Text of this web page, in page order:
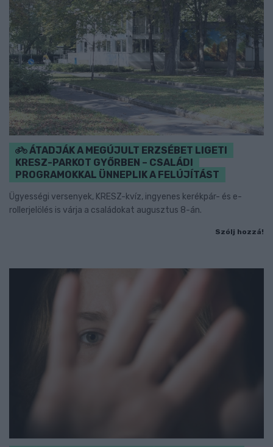
ÁTADJÁK A MEGÚJULT ERZSÉBET LIGETI
KRESZ-PARKOT GYŐRBEN – CSALÁDI
PROGRAMOKKAL ÜNNEPLIK A FELÚJÍTÁST
Ügyességi versenyek, KRESZ-kvíz, ingyenes kerékpár- és e-
rollerjelölés is várja a családokat augusztus 8-án.
Szólj hozzá!